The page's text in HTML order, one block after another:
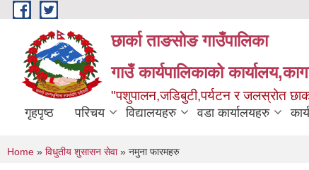
Skip to main content
छार्का ताङसोङ गाउँपालिका
गाउँ कार्यपालिकाको
"पशुपालन,जडिबुटी,पर्यटन र जलस्रोत
गृहपृष्ठ परिचय विद्यालयहरु वडा कार्यालयहरु
You are here
Home » विधुतीय शुसासन सेवा» नमुना फारमहरु